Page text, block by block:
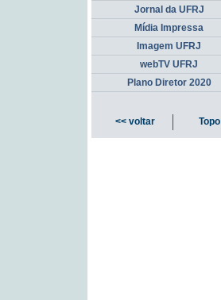
Jornal da UFRJ
Mídia Impressa
Imagem UFRJ
webTV UFRJ
Plano Diretor 2020
<< voltar Topo